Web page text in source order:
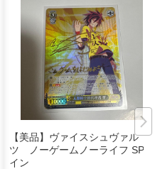
【美品】ヴァイスシュヴァル
ツ ノーゲームノーライフ SPサ
イン